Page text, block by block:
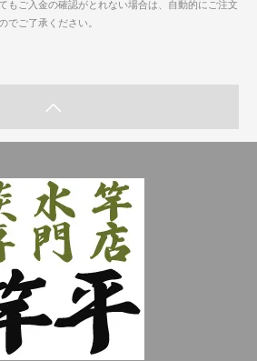
もご入金の確認がとれない場合は、自動的にご注文
でご了承ください。